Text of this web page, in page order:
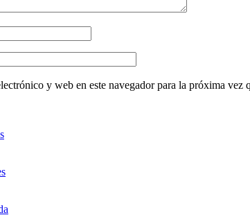
y web en este navegador para la próxima vez